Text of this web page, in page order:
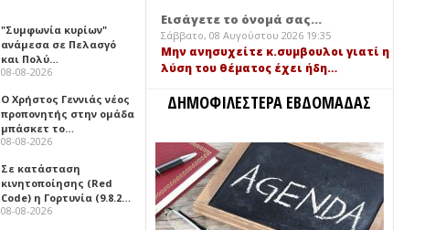
"Συμφωνία κυρίων"
ανάμεσα σε Πελασγό
και Πολύ…
08-08-2026
Ο Χρήστος Γεννιάς νέος
προπονητής στην ομάδα
μπάσκετ το…
08-08-2026
Σε κατάσταση
κινητοποίησης (Red
Code) η Γορτυνία (9.8.2…
08-08-2026
Εισάγετε το όνομά σας...
Σάββατο, 08 Αυγούστου 2026 19:35
Μην ανησυχείτε κ.συμβουλοι γιατί η
λύση του θέματος έχει ήδη…
ΔΗΜΟΦΙΛΕΣΤΕΡΑ ΕΒΔΟΜΑΔΑΣ